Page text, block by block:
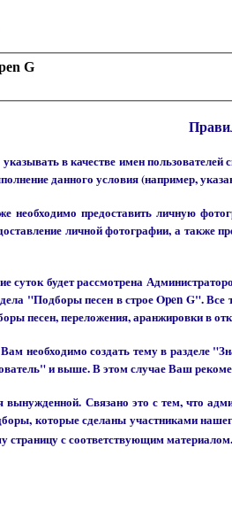
G
указывать в качестве имен
данного условия (например,
необходимо предоставить личную
личной фотографии, а также
суток будет рассмотрена
"Подборы песен в строе Open G".
песен, переложения, аранжировки в
необходимо создать тему в разделе
и выше. В этом случае Ваш
вынужденной. Связано это с тем, что
которые сделаны участниками
страницу с соответствующим материалом.